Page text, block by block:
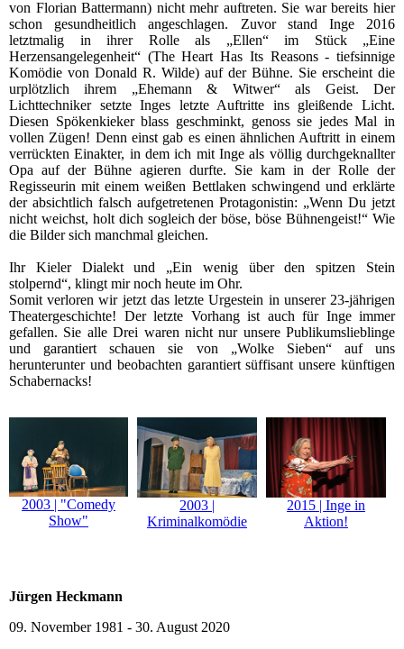
von Florian Battermann) nicht mehr auftreten. Sie war bereits hier
schon gesundheitlich angeschlagen. Zuvor stand Inge 2016
letztmalig in ihrer Rolle als „Ellen“ im Stück „Eine
Herzensangelegenheit“ (The Heart Has Its Reasons - tiefsinnige
Komödie von Donald R. Wilde) auf der Bühne. Sie erscheint die
urplötzlich ihrem „Ehemann & Witwer“ als Geist. Der
Lichttechniker setzte Inges letzte Auftritte ins gleißende Licht.
Diesen Spökenkieker blass geschminkt, genoss sie jedes Mal in
vollen Zügen! Denn einst gab es einen ähnlichen Auftritt in einem
verrückten Einakter, in dem ich mit Inge als völlig durchgeknallter
Opa auf der Bühne agieren durfte. Sie kam in der Rolle der
Regisseurin mit einem weißen Bettlaken schwingend und erklärte
der absichtlich falsch aufgetretenen Protagonistin: „Wenn Du jetzt
nicht weichst, holt dich sogleich der böse, böse Bühnengeist!“ Wie
die Bilder sich manchmal gleichen.
Ihr Kieler Dialekt und „Ein wenig über den spitzen Stein
stolpernd“, klingt mir noch heute im Ohr.
Somit verloren wir jetzt das letzte Urgestein in unserer 23-jährigen
Theatergeschichte! Der letzte Vorhang ist auch für Inge immer
gefallen. Sie alle Drei waren nicht nur unsere Publikumslieblinge
und garantiert schauen sie von „Wolke Sieben“ auf uns
herunterunter und beobachten garantiert süffisant unsere künftigen
Schabernacks!
2003 | "Comedy
Show"
2003 |
Kriminalkomödie
2015 | Inge in
Aktion!
Jürgen Heckmann
09. November 1981 - 30. August 2020